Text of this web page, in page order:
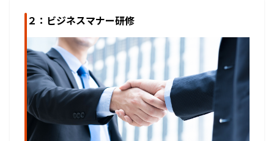
２：ビジネスマナー研修